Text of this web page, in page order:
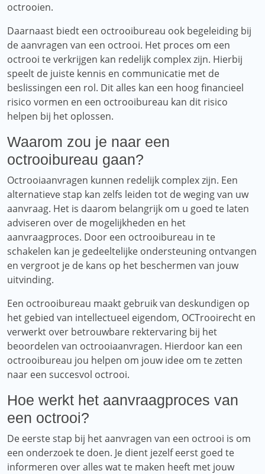
octrooien.
Daarnaast biedt een octrooibureau ook begeleiding bij
de aanvragen van een octrooi. Het proces om een ​​
octrooi te verkrijgen kan redelijk complex zijn. Hierbij
speelt de juiste kennis en communicatie met de
beslissingen een rol. Dit alles kan een hoog financieel
risico vormen en een octrooibureau kan dit risico
helpen bij het oplossen.
Waarom zou je naar een
octrooibureau gaan?
Octrooiaanvragen kunnen redelijk complex zijn. Een
alternatieve stap kan zelfs leiden tot de weging van uw
aanvraag. Het is daarom belangrijk om u goed te laten
adviseren over de mogelijkheden en het
aanvraagproces. Door een octrooibureau in te
schakelen kan je gedeeltelijke ondersteuning ontvangen
en vergroot je de kans op het beschermen van jouw
uitvinding.
Een octrooibureau maakt gebruik van deskundigen op
het gebied van intellectueel eigendom, OCTrooirecht en
verwerkt over betrouwbare rektervaring bij het
beoordelen van octrooiaanvragen. Hierdoor kan een
octrooibureau jou helpen om jouw idee om te zetten
naar een succesvol octrooi.
Hoe werkt het aanvraagproces van
een octrooi?
De eerste stap bij het aanvragen van een octrooi is om
een ​​onderzoek te doen. Je dient jezelf eerst goed te
informeren over alles wat te maken heeft met jouw